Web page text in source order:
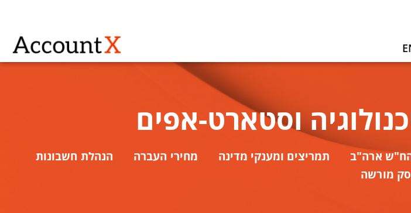
וסטארט-אפים
ארה"ב תמריצים ומענקי מדינה מחירי העברה
הנהלת חשבונות
מורשה